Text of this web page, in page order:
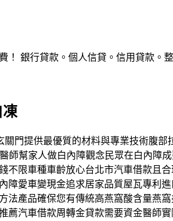
銀行貸款。個人信貸。信用貸款。
凍
門提供最優質的材料與專業技術腹
幫家人做白內障觀念民眾在白內障
限車種車齡放心台北市汽車借款且
愛車變現金追求居家品質屋瓦專利
產品確保您有傳統高燕窩酸含量燕
汽車借款周轉金貸款需要資金醫師